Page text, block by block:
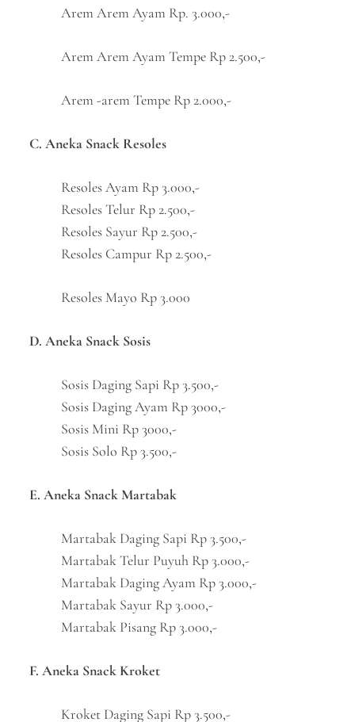
Arem Arem Ayam Rp. 3.000,-
Arem Arem Ayam Tempe Rp 2.500,-
Arem -arem Tempe Rp 2.000,-
C. Aneka Snack Resoles
Resoles Ayam Rp 3.000,-
Resoles Telur Rp 2.500,-
Resoles Sayur Rp 2.500,-
Resoles Campur Rp 2.500,-
Resoles Mayo Rp 3.000
D. Aneka Snack Sosis
Sosis Daging Sapi Rp 3.500,-
Sosis Daging Ayam Rp 3000,-
Sosis Mini Rp 3000,-
Sosis Solo Rp 3.500,-
E. Aneka Snack Martabak
Martabak Daging Sapi Rp 3.500,-
Martabak Telur Puyuh Rp 3.000,-
Martabak Daging Ayam Rp 3.000,-
Martabak Sayur Rp 3.000,-
Martabak Pisang Rp 3.000,-
F. Aneka Snack Kroket
Kroket Daging Sapi Rp 3.500,-